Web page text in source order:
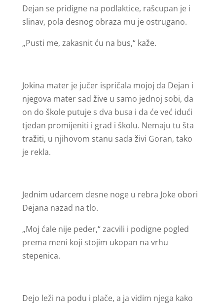
Dejan se pridigne na podlaktice, rašcupan je i
slinav, pola desnog obraza mu je ostrugano.
„Pusti me, zakasnit ću na bus,“ kaže.
Jokina mater je jučer ispričala mojoj da Dejan i
njegova mater sad žive u samo jednoj sobi, da
on do škole putuje s dva busa i da će već idući
tjedan promijeniti i grad i školu. Nemaju tu šta
tražiti, u njihovom stanu sada živi Goran, tako
je rekla.
Jednim udarcem desne noge u rebra Joke obori
Dejana nazad na tlo.
„Moj ćale nije peder,“ zacvili i podigne pogled
prema meni koji stojim ukopan na vrhu
stepenica.
Dejo leži na podu i plače, a ja vidim njega kako